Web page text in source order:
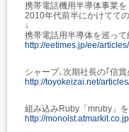
携帯電話機用半導体事業
2010年代前半にかけてて
↓
携帯電話用半導体を巡って
http://eetimes.jp/ee/
シャープ､次期社長の｢信
http://toyokeizai.net/
組み込みRuby「mruby」
http://